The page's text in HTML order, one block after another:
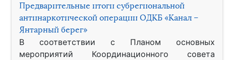
Предварительные итоги субрегиональной
антинаркотической операции ОДКБ «Канал –
Янтарный берег»
В соответствии с Планом основных
мероприятий Координационного совета